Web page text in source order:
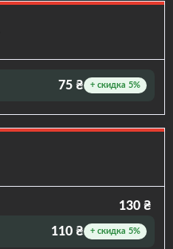
75 ₴ + скидка 5%
130 ₴
110 ₴ + скидка 5%